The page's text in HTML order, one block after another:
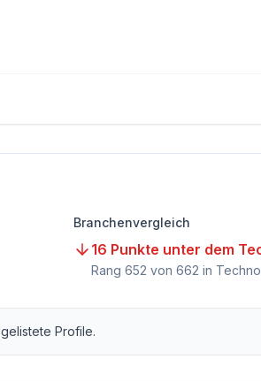
Branchenvergleich
16 Punkte unter dem
Rang 652 von 662 in
gelistete Profile.